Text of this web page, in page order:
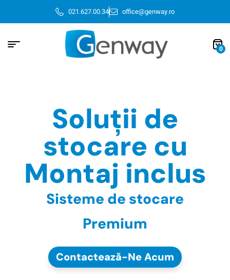
021.627.00.34 office@genway.ro
0
Soluții de
stocare cu
Montaj inclus
Sisteme de stocare
Premium
Contactează-Ne Acum